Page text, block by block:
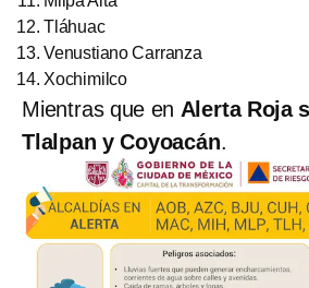
Tláhuac
Venustiano Carranza
Xochimilco
Mientras que en Alerta Roja
Tlalpan y Coyoacán.